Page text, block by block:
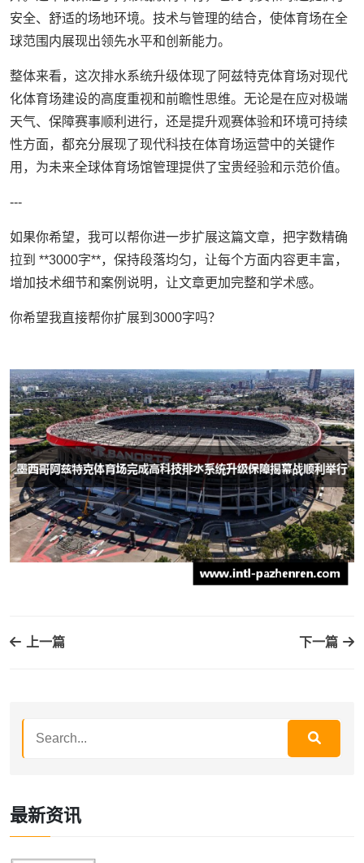
安全、舒适的场地环境。技术与管理的结合，使体育场在全
球范围内展现出领先水平和创新能力。
整体来看，这次排水系统升级体现了阿兹特克体育场对现代
化体育场建设的高度重视和前瞻性思维。无论是在应对极端
天气、保障赛事顺利进行，还是提升观赛体验和环境可持续
性方面，都充分展现了现代科技在体育场运营中的关键作
用，为未来全球体育场馆管理提供了宝贵经验和示范价值。
---
如果你希望，我可以帮你进一步扩展这篇文章，把字数精确
拉到 **3000字**，保持段落均匀，让每个方面内容更丰富，
增加技术细节和案例说明，让文章更加完整和学术感。
你希望我直接帮你扩展到3000字吗？
上一篇 下一篇
最新资讯